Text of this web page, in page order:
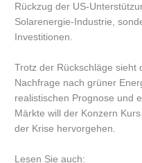
Rückzug der US-
Solarenergie-Industrie,
Investitionen.
Trotz der Rückschläge sieht
Nachfrage nach grüner
realistischen Prognose und
Märkte will der Konzern
der Krise hervorgehen.
Lesen Sie auch: